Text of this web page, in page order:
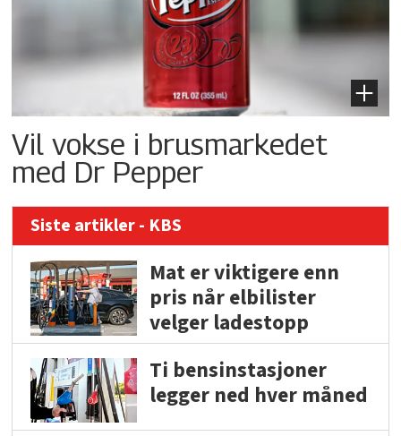
Vil vokse i brusmarkedet
med Dr Pepper
Siste artikler - KBS
Mat er viktigere enn
pris når elbilister
velger ladestopp
Ti bensinstasjoner
legger ned hver måned